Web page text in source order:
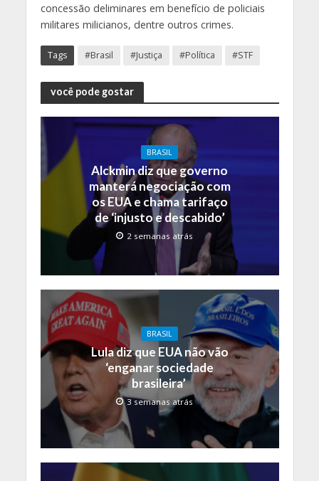
concessão deliminares em benefício de policiais
militares milicianos, dentre outros crimes.
Tags #Brasil #Justiça #Política #STF
você pode gostar
BRASIL
Alckmin diz que governo
manterá negociação com
os EUA e chama tarifaço
de ‘injusto e descabido’
2 semanas atrás
BRASIL
Lula diz que EUA não vão
‘enganar sociedade
brasileira’
3 semanas atrás